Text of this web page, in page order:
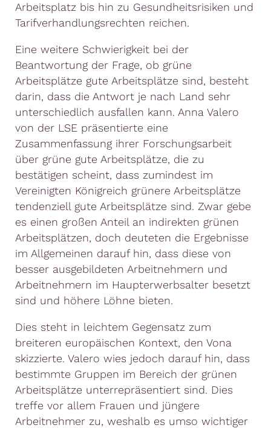
Arbeitsplatz bis hin zu Gesundheitsrisiken und
Tarifverhandlungsrechten reichen.
Eine weitere Schwierigkeit bei der
Beantwortung der Frage, ob grüne
Arbeitsplätze gute Arbeitsplätze sind, besteht
darin, dass die Antwort je nach Land sehr
unterschiedlich ausfallen kann. Anna Valero
von der LSE präsentierte eine
Zusammenfassung ihrer Forschungsarbeit
über grüne gute Arbeitsplätze, die zu
bestätigen scheint, dass zumindest im
Vereinigten Königreich grünere Arbeitsplätze
tendenziell gute Arbeitsplätze sind. Zwar gebe
es einen großen Anteil an indirekten grünen
Arbeitsplätzen, doch deuteten die Ergebnisse
im Allgemeinen darauf hin, dass diese von
besser ausgebildeten Arbeitnehmern und
Arbeitnehmern im Haupterwerbsalter besetzt
sind und höhere Löhne bieten.
Dies steht in leichtem Gegensatz zum
breiteren europäischen Kontext, den Vona
skizzierte. Valero wies jedoch darauf hin, dass
bestimmte Gruppen im Bereich der grünen
Arbeitsplätze unterrepräsentiert sind. Dies
treffe vor allem Frauen und jüngere
Arbeitnehmer zu, weshalb es umso wichtiger